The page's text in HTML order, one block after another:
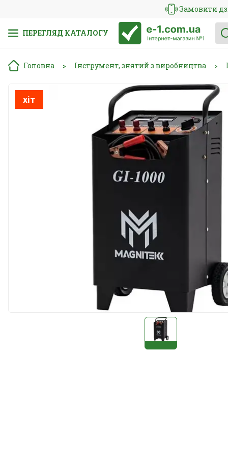
Замовити
ПЕРЕГЛЯД КАТАЛОГУ
Головна > Інструмент, знятий з виробництва >
хіт